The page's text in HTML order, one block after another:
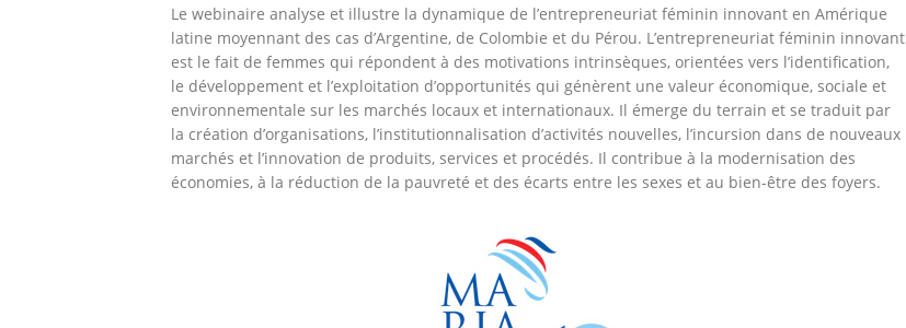
Le webinaire analyse et illustre la dynamique de l’entrepreneuriat féminin innovant en Amérique
latine moyennant des cas d’Argentine, de Colombie et du Pérou. L’entrepreneuriat féminin innovant
est le fait de femmes qui répondent à des motivations intrinsèques, orientées vers l’identification,
le développement et l’exploitation d’opportunités qui génèrent une valeur économique, sociale et
environnementale sur les marchés locaux et internationaux. Il émerge du terrain et se traduit par
la création d’organisations, l’institutionnalisation d’activités nouvelles, l’incursion dans de nouveaux
marchés et l’innovation de produits, services et procédés. Il contribue à la modernisation des
économies, à la réduction de la pauvreté et des écarts entre les sexes et au bien-être des foyers.